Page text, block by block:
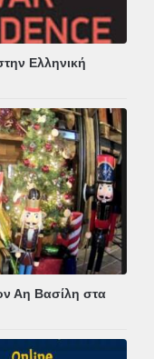
Ελληνική
Αη Βασίλη στα